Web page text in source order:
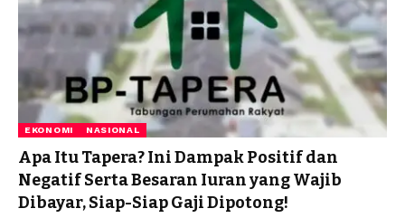
EKONOMI NASIONAL
Apa Itu Tapera? Ini Dampak Positif dan
Negatif Serta Besaran Iuran yang Wajib
Dibayar, Siap-Siap Gaji Dipotong!